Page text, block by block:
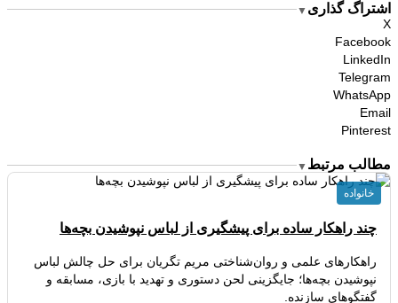
اشتراگ گذاری ▼
X
Facebook
LinkedIn
Telegram
WhatsApp
Email
Pinterest
مطالب مرتبط ▼
چند راهکار ساده برای پیشگیری از لباس نپوشیدن بچه‌ها
راهکارهای علمی و روان‌شناختی مریم تگریان برای حل چالش لباس
نپوشیدن بچه‌ها؛ جایگزینی لحن دستوری و تهدید با بازی، مسابقه و
گفتگوهای سازنده.
خانواده